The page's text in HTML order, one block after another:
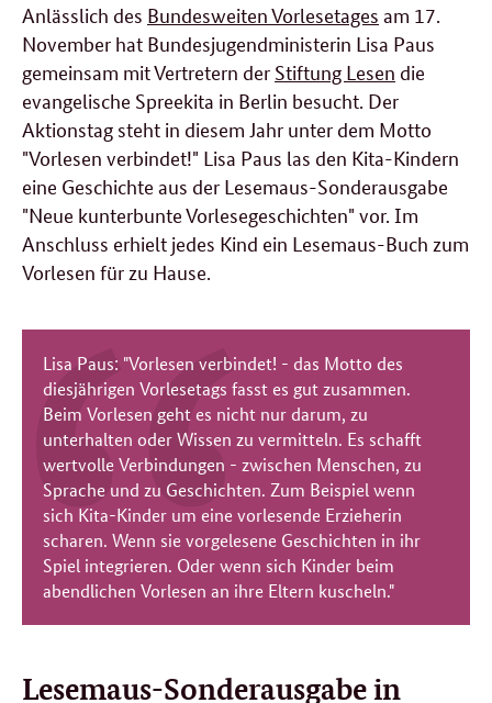
Anlässlich des Bundesweiten Vorlesetages am 17.
November hat Bundesjugendministerin Lisa Paus
gemeinsam mit Vertretern der Stiftung Lesen die
evangelische Spreekita in Berlin besucht. Der
Aktionstag steht in diesem Jahr unter dem Motto
"Vorlesen verbindet!" Lisa Paus las den Kita-Kindern
eine Geschichte aus der Lesemaus-Sonderausgabe
"Neue kunterbunte Vorlesegeschichten" vor. Im
Anschluss erhielt jedes Kind ein Lesemaus-Buch zum
Vorlesen für zu Hause.
Lisa Paus: "Vorlesen verbindet! - das Motto des
diesjährigen Vorlesetags fasst es gut zusammen.
Beim Vorlesen geht es nicht nur darum, zu
unterhalten oder Wissen zu vermitteln. Es schafft
wertvolle Verbindungen - zwischen Menschen, zu
Sprache und zu Geschichten. Zum Beispiel wenn
sich Kita-Kinder um eine vorlesende Erzieherin
scharen. Wenn sie vorgelesene Geschichten in ihr
Spiel integrieren. Oder wenn sich Kinder beim
abendlichen Vorlesen an ihre Eltern kuscheln."
Lesemaus-Sonderausgabe in